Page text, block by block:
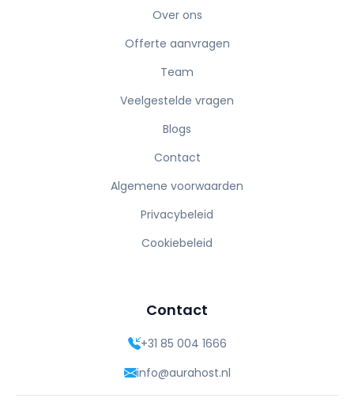
Over ons
Offerte aanvragen
Team
Veelgestelde vragen
Blogs
Contact
Algemene voorwaarden
Privacybeleid
Cookiebeleid
Contact
+31 85 004 1666
info@aurahost.nl